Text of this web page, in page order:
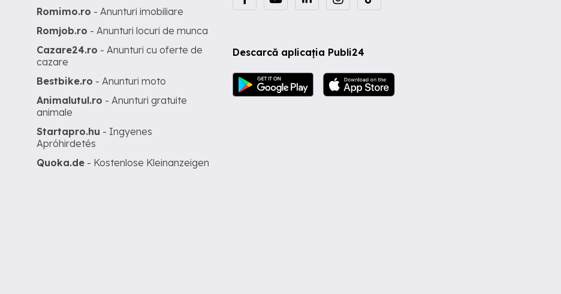
Descarcă aplicația Publi24
Romimo.ro - Anunturi imobiliare
Romjob.ro - Anunturi locuri de munca
Cazare24.ro - Anunturi cu oferte de
cazare
Bestbike.ro - Anunturi moto
Animalutul.ro - Anunturi gratuite
animale
Startapro.hu - Ingyenes
Apróhirdetés
Quoka.de - Kostenlose Kleinanzeigen